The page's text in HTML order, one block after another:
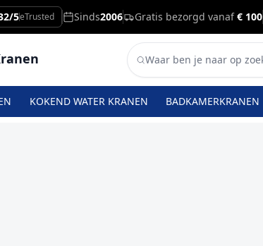
5eTrusted Sinds2006 Gratis bezorgd vanaf€ 100
KOKEND WATER KRANEN BADKAMERKRANEN